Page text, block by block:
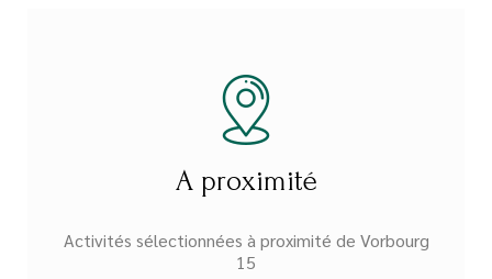
A proximité
Activités sélectionnées à proximité de Vorbourg
15